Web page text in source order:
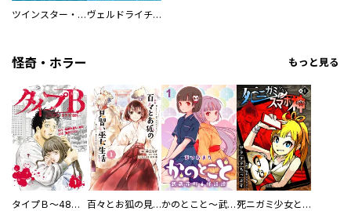
ツインスター・サイクロン・ランナウェイ ヴェルドライチオシ聖典パック 『転スラ』ミニ画集付き シリウス人気作３選
怪奇・ホラー もっと見る
タイプＢ～48時間後、致死率100％～【単話】 百々とお狐の見習い巫女生活【単行本版】 かのとこと～武蔵花町怪話譚～ 【連載版】 死ニガミ少女とスマホ神